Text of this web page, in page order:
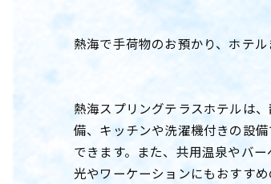
熱海で手荷物のお預かり、ホテ
熱海スプリングテラスホテルは
備、キッチンや洗濯機付きの設
できます。また、共用温泉やバ
光やワーケーションにもおすすめ